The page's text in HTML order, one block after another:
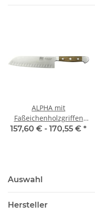
ALPHA mit
Faßeichenholzgriffen
Santoku Kulle
157,60 € - 170,55 € *
Auswahl
Hersteller